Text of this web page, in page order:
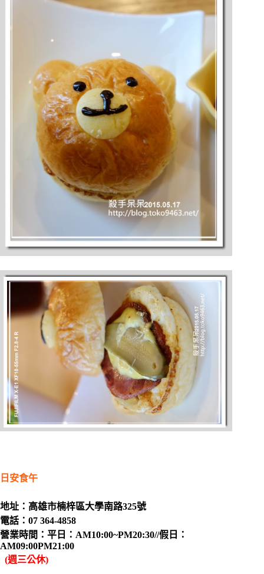
日安食午
地址：高雄市楠梓區大學南路325號
電話：07 364-4858
營業時間：平日：AM10:00~PM20:30//假日：
AM09:00PM21:00
(週三公休)